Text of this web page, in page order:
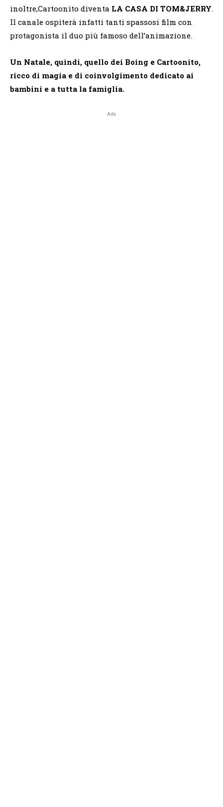
inoltre,Cartoonito diventa LA CASA DI TOM&JERRY.
Il canale ospiterà infatti tanti spassosi film con
protagonista il duo più famoso dell’animazione.
Un Natale, quindi, quello dei Boing e Cartoonito,
ricco di magia e di coinvolgimento dedicato ai
bambini e a tutta la famiglia.
Ads